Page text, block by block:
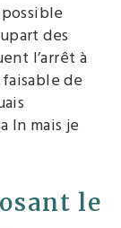
des
l’arrêt à
de
In mais je
le